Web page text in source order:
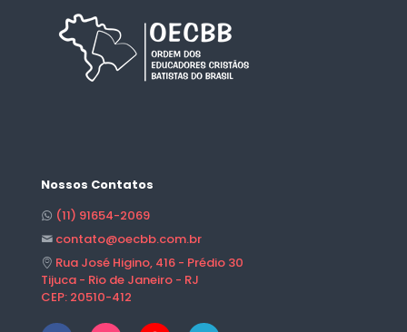
Nossos Contatos
(11) 91654-2069
contato@oecbb.com.br
Rua José Higino, 416 - Prédio 30
Tijuca - Rio de Janeiro - RJ
CEP: 20510-412